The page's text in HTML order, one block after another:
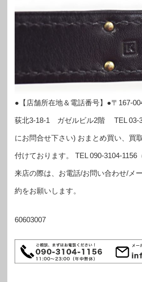
●【店舗所在地＆電話番号】●〒167-
荻北3-18-1 ガゼルビル2階 TEL 03-
にお問合せ下さい) おまとめ買い、買
付けております。 TEL 090-3104-1156
来店の際は、お電話/お問い合わせ/メ
約をお願いします。
60603007